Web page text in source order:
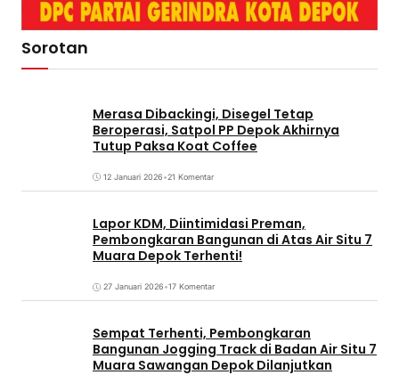
Sorotan
Merasa Dibackingi, Disegel Tetap
Beroperasi, Satpol PP Depok Akhirnya
Tutup Paksa Koat Coffee
12 Januari 2026•21 Komentar
Lapor KDM, Diintimidasi Preman,
Pembongkaran Bangunan di Atas Air Situ 7
Muara Depok Terhenti!
27 Januari 2026•17 Komentar
Sempat Terhenti, Pembongkaran
Bangunan Jogging Track di Badan Air Situ 7
Muara Sawangan Depok Dilanjutkan